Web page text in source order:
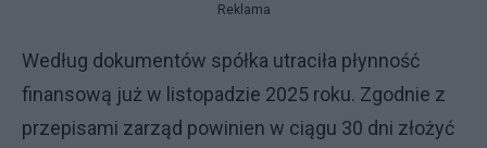
Reklama
Według dokumentów spółka utraciła płynność
finansową już w listopadzie 2025 roku. Zgodnie z
przepisami zarząd powinien w ciągu 30 dni złożyć